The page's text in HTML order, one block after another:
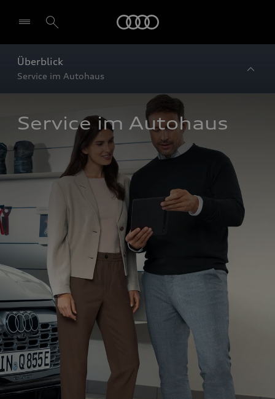
Überblick
Service im Autohaus
Service im Autohaus